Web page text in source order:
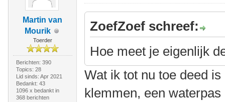
Martin van
Mourik
Toerder
Berichten: 390
Topics: 28
Lid sinds: Apr 2021
Bedankt: 43
1096 x bedankt in
368 berichten
ZoefZoef schreef:
Hoe meet je eigenlijk
Wat ik tot nu toe deed
klemmen, een